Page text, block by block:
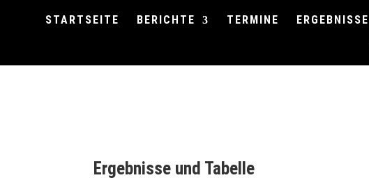
STARTSEITE BERICHTE TERMINE ERGEBNISSE
Ergebnisse und Tabelle